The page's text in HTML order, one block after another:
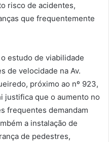
risco de acidentes,
que frequentemente
estudo de viabilidade
de velocidade na Av.
próximo ao nº 923,
justifica que o aumento no
frequentes demandam
a instalação de
de pedestres,